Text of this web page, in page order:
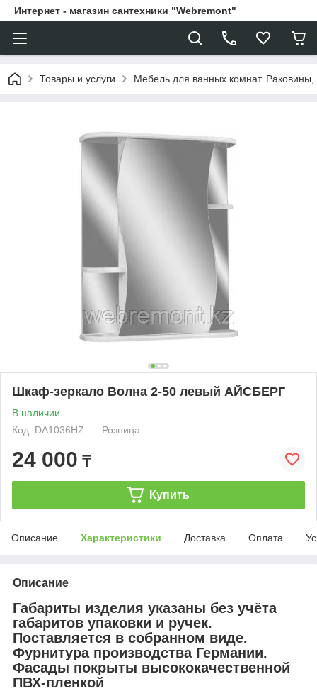
Интернет - магазин сантехники "Webremont"
Товары и услуги Мебель для ванных комнат.
Шкаф-зеркало Волна 2-50 левый АЙСБЕРГ
В наличии
Код: DA1036HZ
Розница
24 000 ₸
Купить
Описание Характеристики Доставка Оплата
Описание
Габариты изделия указаны без учёта
габаритов упаковки и ручек.
Поставляется в собранном виде.
Фурнитура производства Германии.
Фасады покрыты высококачественной
ПВХ-пленкой